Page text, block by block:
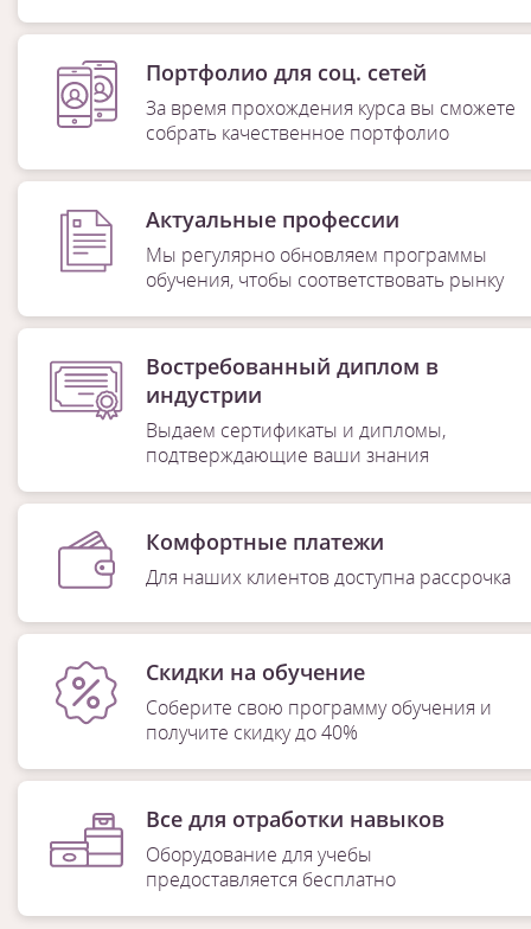
Портфолио для соц. сетей
За время прохождения курса вы сможете
собрать качественное портфолио
Актуальные профессии
Мы регулярно обновляем программы
обучения, чтобы соответствовать рынку
Востребованный диплом в
индустрии
Выдаем сертификаты и дипломы,
подтверждающие ваши знания
Комфортные платежи
Для наших клиентов доступна рассрочка
Скидки на обучение
Соберите свою программу обучения и
получите скидку до 40%
Все для отработки навыков
Оборудование для учебы
предоставляется бесплатно